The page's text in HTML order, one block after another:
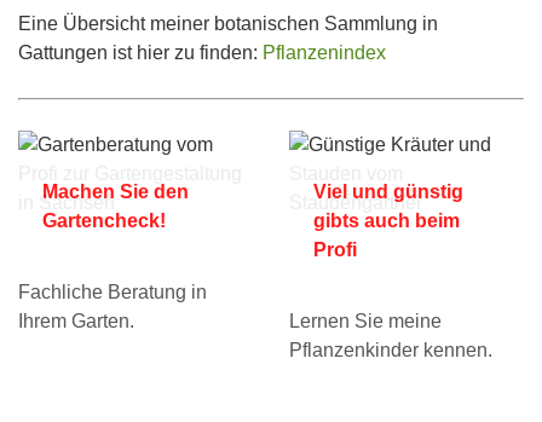
Eine Übersicht meiner botanischen Sammlung in
Gattungen ist hier zu finden: Pflanzenindex
Machen Sie den
Gartencheck!
Fachliche Beratung in
Ihrem Garten.
Viel und günstig
gibts auch beim
Profi
Lernen Sie meine
Pflanzenkinder kennen.